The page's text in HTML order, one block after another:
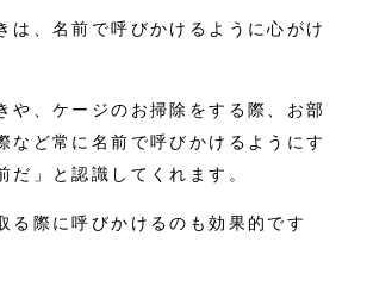
は、名前で呼びかけるように心がけ
や、ケージのお掃除をする際、お部
など常に名前で呼びかけるようにす
だ」と認識してくれます。
る際に呼びかけるのも効果的です